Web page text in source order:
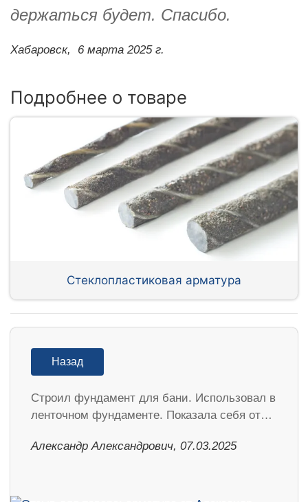
держаться будет. Спасибо.
Хабаровск, 6 марта 2025 г.
Подробнее о товаре
Стеклопластиковая арматура
Назад
Строил фундамент для бани. Использовал в
ленточном фундаменте. Показала себя от…
Александр Александрович, 07.03.2025